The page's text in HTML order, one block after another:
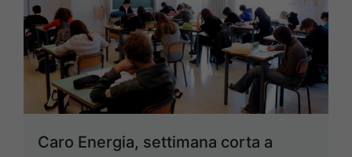
Caro Energia, settimana corta a